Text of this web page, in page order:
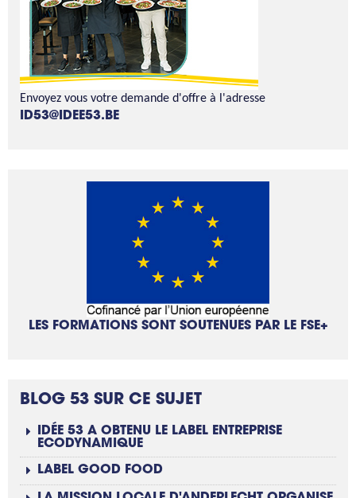
Envoyez vous votre demande d'offre à l'adresse
ID53@IDEE53.BE
LES FORMATIONS SONT SOUTENUES PAR LE FSE+
BLOG 53 SUR CE SUJET
IDÉE 53 A OBTENU LE LABEL ENTREPRISE
ECODYNAMIQUE
LABEL GOOD FOOD